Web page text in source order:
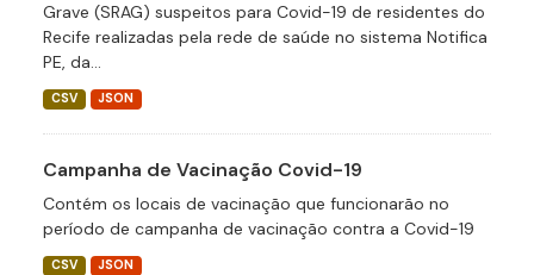
Grave (SRAG) suspeitos para Covid-19 de residentes do
Recife realizadas pela rede de saúde no sistema Notifica
PE, da...
CSV JSON
Campanha de Vacinação Covid-19
Contém os locais de vacinação que funcionarão no
período de campanha de vacinação contra a Covid-19
CSV JSON